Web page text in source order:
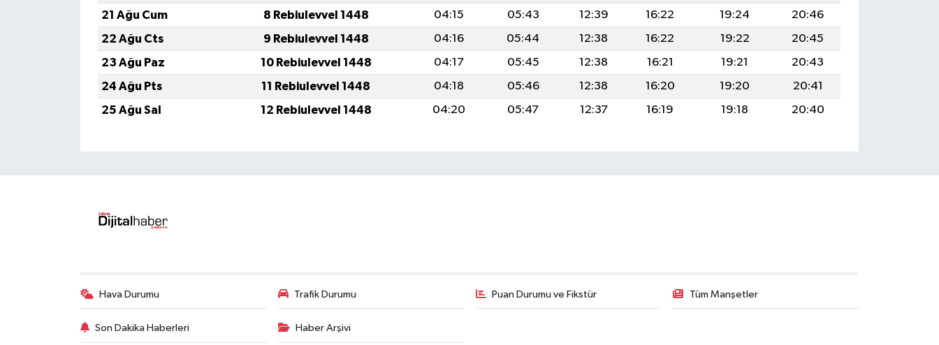
21 Ağu Cum
8 Rebiulevvel 1448 04:15 05:43 12:39 16:22 19:24
20:46
22 Ağu Cts
9 Rebiulevvel 1448 04:16 05:44 12:38 16:22 19:22
20:45
23 Ağu Paz
10 Rebiulevvel 1448 04:17 05:45 12:38 16:21 19:21
20:43
24 Ağu Pts
11 Rebiulevvel 1448 04:18 05:46 12:38 16:20 19:20
20:41
25 Ağu Sal
12 Rebiulevvel 1448 04:20 05:47 12:37 16:19 19:18 20:40
Hava Durumu Trafik Durumu Puan Durumu ve Fikstür Tüm Manşetler
Son Dakika Haberleri Haber Arşivi